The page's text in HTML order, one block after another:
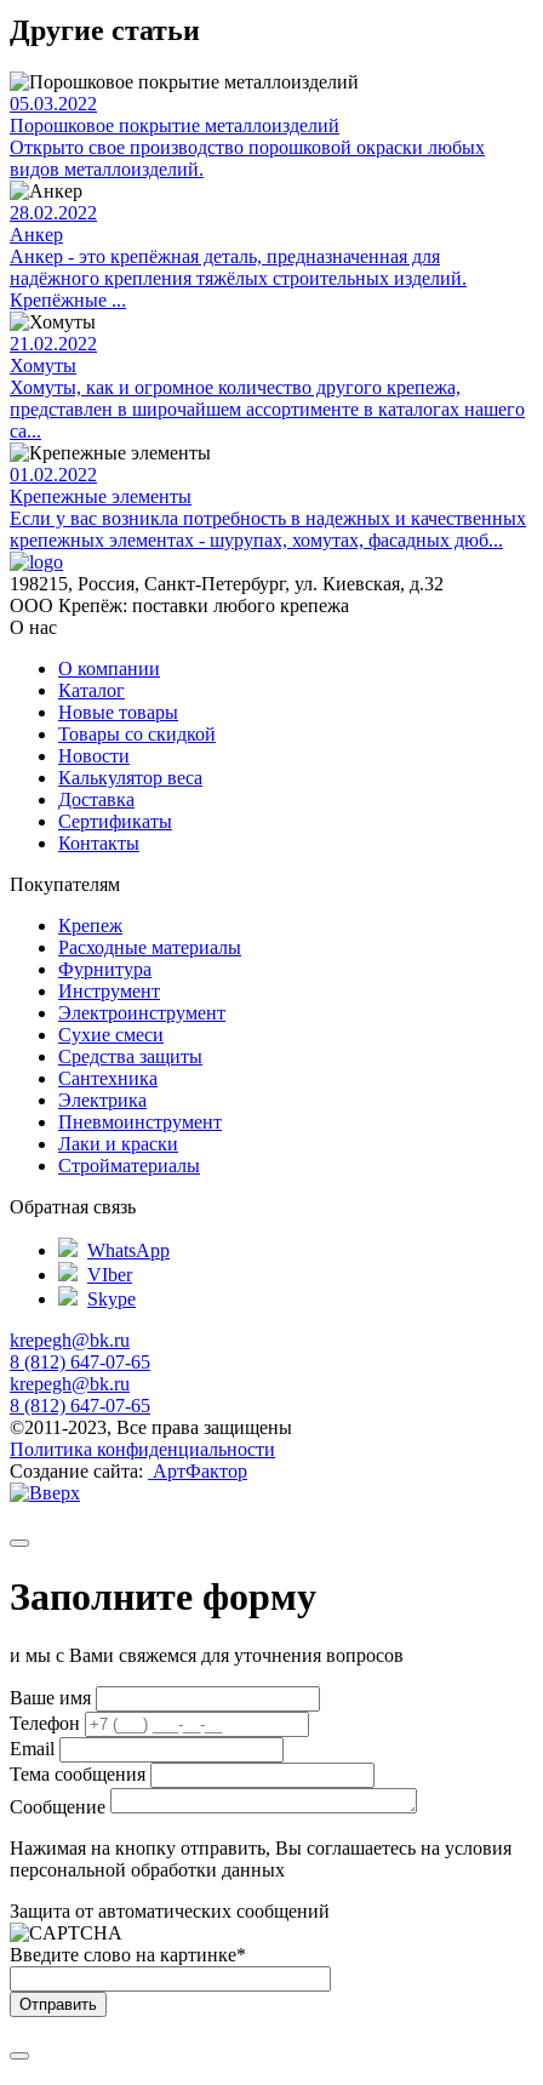
Другие статьи
05.03.2022
Порошковое покрытие металлоизделий
Открыто свое производство порошковой окраски любых
видов металлоизделий.
28.02.2022
Анкер
Анкер - это крепёжная деталь, предназначенная для
надёжного крепления тяжёлых строительных изделий.
Крепёжные ...
21.02.2022
Хомуты
Хомуты, как и огромное количество другого крепежа,
представлен в широчайшем ассортименте в каталогах нашего
са...
01.02.2022
Крепежные элементы
Если у вас возникла потребность в надежных и качественных
крепежных элементах - шурупах, хомутах, фасадных дюб...
198215, Россия, Санкт-Петербург, ул. Киевская, д.32
ООО Крепёж: поставки любого крепежа
О нас
О компании
Каталог
Новые товары
Товары со скидкой
Новости
Калькулятор веса
Доставка
Сертификаты
Контакты
Покупателям
Крепеж
Расходные материалы
Фурнитура
Инструмент
Электроинструмент
Сухие смеси
Средства защиты
Сантехника
Электрика
Пневмоинструмент
Лаки и краски
Стройматериалы
Обратная связь
WhatsApp
VIber
Skype
krepegh@bk.ru
8 (812) 647-07-65
krepegh@bk.ru
8 (812) 647-07-65
©2011-2023, Все права защищены
Политика конфиденциальности
Создание сайта: АртФактор
Заполните форму
и мы с Вами свяжемся для уточнения вопросов
Ваше имя
Телефон
Email
Тема сообщения
Сообщение
Нажимая на кнопку отправить, Вы соглашаетесь на условия
персональной обработки данных
Защита от автоматических сообщений
Введите слово на картинке*